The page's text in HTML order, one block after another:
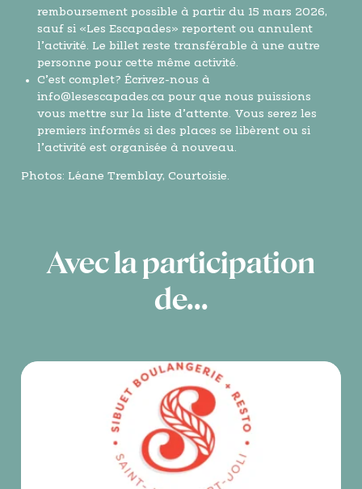
remboursement possible à partir du 15 mars 2026,
sauf si «Les Escapades» reportent ou annulent
l’activité. Le billet reste transférable à une autre
personne pour cette même activité.
C’est complet? Écrivez-nous à
info@lesescapades.ca pour que nous puissions
vous mettre sur la liste d’attente. Vous serez les
premiers informés si des places se libèrent ou si
l’activité est organisée à nouveau.
Photos: Léane Tremblay, Courtoisie.
Avec la participation
de...